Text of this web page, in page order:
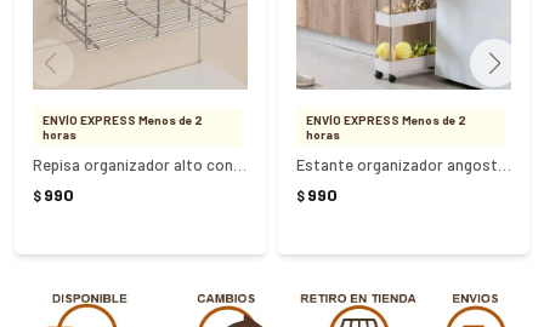
ENVÍO EXPRESS Menos de 2
horas
$ 990
ENVÍO EXPRESS Menos de 2
horas
$ 990